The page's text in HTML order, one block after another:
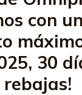
con
30